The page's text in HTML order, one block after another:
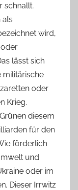
schnallt.
als
wird,
lässt sich
militärische
oder
Krieg.
diesem
für den
förderlich
und
oder im
Dieser Irrwitz